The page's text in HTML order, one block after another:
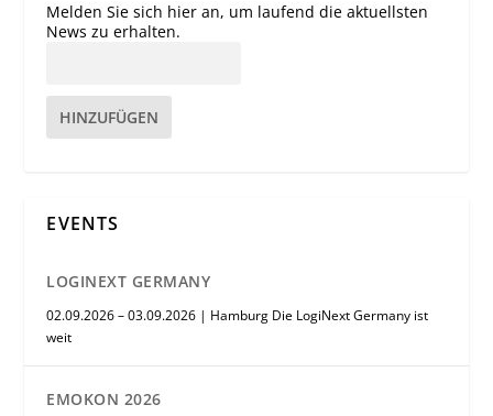
Melden Sie sich hier an, um laufend die aktuellsten
News zu erhalten.
HINZUFÜGEN
EVENTS
LOGINEXT GERMANY
02.09.2026 – 03.09.2026 | Hamburg Die LogiNext Germany ist
weit
EMOKON 2026